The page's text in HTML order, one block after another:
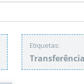
Etiquetas: